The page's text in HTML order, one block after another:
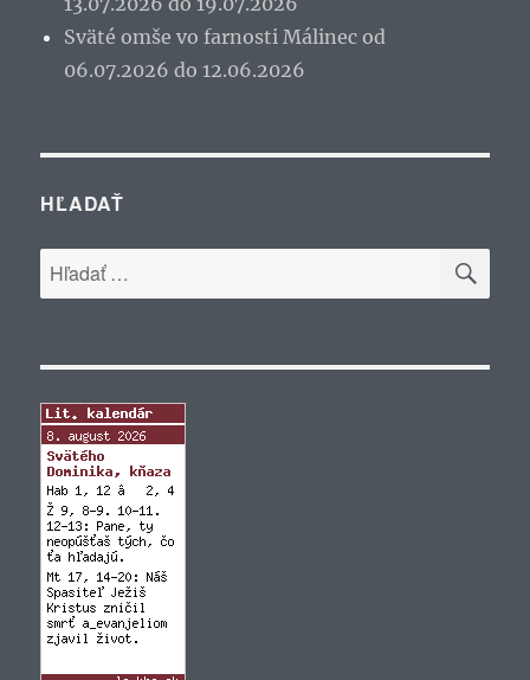
Sväté omše vo farnosti Málinec od
06.07.2026 do 12.06.2026
HĽADAŤ
Hľadať: